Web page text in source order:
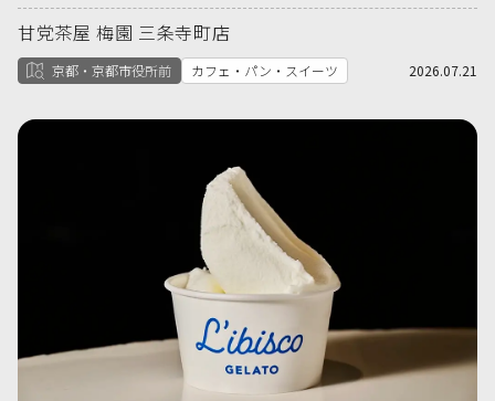
甘党茶屋 梅園 三条寺町店
京都・京都市役所前 カフェ・パン・スイーツ 2026.07.21